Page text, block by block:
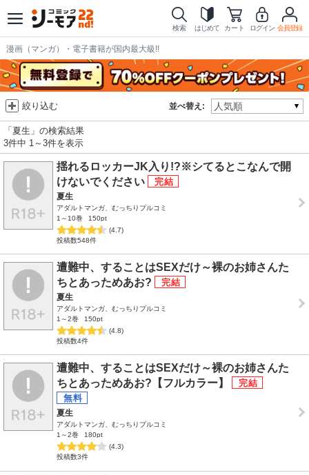
検索 はじめて カート ログイン 会員登録
漫画（マンガ）・電子書籍が国内最大級!!
並べ替え:
絞り込む
「夏生」の検索結果
3件中 1～3件を表示
揺れるロッカーJK入り!?※シてるとこなんで開
けないでください
夏生
アダルトマンガ、むっちりプルコミ
1～10巻
150pt
(4.7)
投稿数548件
遭難中、することはSEXだけ～裸のお姉さんた
ちとあっためあお?
夏生
アダルトマンガ、むっちりプルコミ
1～2巻
150pt
(4.8)
投稿数4件
遭難中、することはSEXだけ～裸のお姉さんた
ちとあっためあお?【フルカラー】
夏生
アダルトマンガ、むっちりプルコミ
1～2巻
180pt
(4.3)
投稿数3件